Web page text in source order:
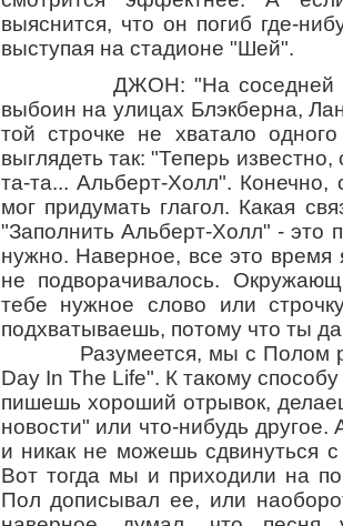
выяснится, что он погиб где-
выступая на стадионе "Шей".
ДЖОН: "На соседней
выбоин на улицах Блэкберна,
той строчке не хватало
выглядеть так: "Теперь
та-та... Альберт-Холл". Конечно,
мог придумать глагол. Какая
"Заполнить Альберт-Холл" - это
нужно. Наверное, все это время
не подворачивалось.
тебе нужное слово или
подхватываешь, потому что ты
Разумеется, мы с Полом
Day In The Life". К такому
пишешь хороший отрывок,
новости" или что-нибудь
и никак не можешь сдвинуться
Вот тогда мы и приходили на
Пол дописывал ее, или